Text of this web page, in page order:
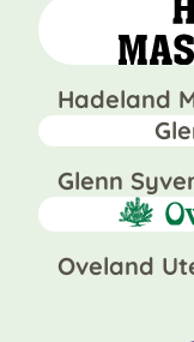
Hadeland
Glenn
Oveland